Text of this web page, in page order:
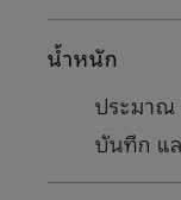
นํ้าหนัก
ประมา
บันทึก แ